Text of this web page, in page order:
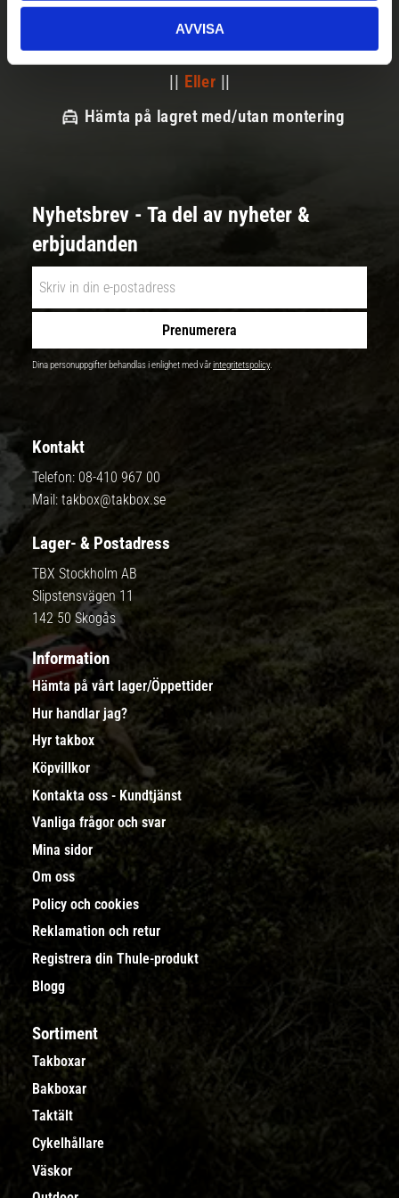
AVVISA
|| Välj ||
Snabba leveranser
|| Eller ||
Hämta på lagret med/utan montering
Nyhetsbrev - Ta del av nyheter &
erbjudanden
Prenumerera
Dina personuppgifter behandlas i enlighet med vårintegritetspolicy.
Kontakt
Telefon: 08-410 967 00
Mail: takbox@takbox.se
Lager- & Postadress
TBX Stockholm AB
Slipstensvägen 11
142 50 Skogås
Information
Hämta på vårt lager/Öppettider
Hur handlar jag?
Hyr takbox
Köpvillkor
Kontakta oss - Kundtjänst
Vanliga frågor och svar
Mina sidor
Om oss
Policy och cookies
Reklamation och retur
Registrera din Thule-produkt
Blogg
Sortiment
Takboxar
Bakboxar
Taktält
Cykelhållare
Väskor